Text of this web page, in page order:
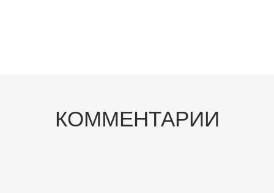
КОММЕНТАРИИ